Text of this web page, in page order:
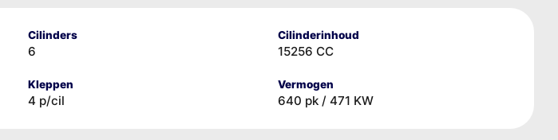
Cilinders
6
Cilinderinhoud
15256 CC
Kleppen
4 p/cil
Vermogen
640 pk / 471 KW